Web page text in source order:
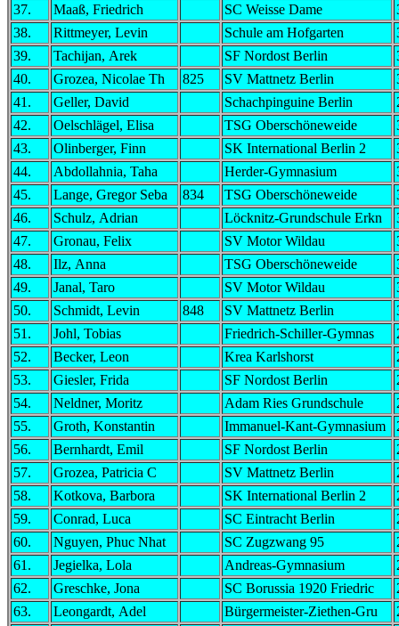
37.
Maaß, Friedrich SC Weisse Dame
38.
Rittmeyer, Levin Schule am Hofgarten
39.
Tachijan, Arek SF Nordost Berlin
40.
Grozea, Nicolae Th 825 SV Mattnetz Berlin
41.
Geller, David Schachpinguine Berlin
42.
Oelschlägel, Elisa TSG Oberschöneweide
43.
Olinberger, Finn SK International Berlin 2
44.
Abdollahnia, Taha Herder-Gymnasium
45.
Lange, Gregor Seba 834 TSG Oberschöneweide
46.
Schulz, Adrian Löcknitz-Grundschule Erkn
47.
Gronau, Felix SV Motor Wildau
48.
Ilz, Anna TSG Oberschöneweide
49.
Janal, Taro SV Motor Wildau
50.
Schmidt, Levin 848 SV Mattnetz Berlin
51.
Johl, Tobias Friedrich-Schiller-Gymnas
52.
Becker, Leon Krea Karlshorst
53.
Giesler, Frida SF Nordost Berlin
54.
Neldner, Moritz Adam Ries Grundschule
55.
Groth, Konstantin Immanuel-Kant-Gymnasium
56.
Bernhardt, Emil SF Nordost Berlin
57.
Grozea, Patricia C SV Mattnetz Berlin
58.
Kotkova, Barbora SK International Berlin 2
59.
Conrad, Luca SC Eintracht Berlin
60.
Nguyen, Phuc Nhat SC Zugzwang 95
61.
Jegielka, Lola Andreas-Gymnasium
62.
Greschke, Jona SC Borussia 1920 Friedric
63.
Leongardt, Adel Bürgermeister-Ziethen-Gru